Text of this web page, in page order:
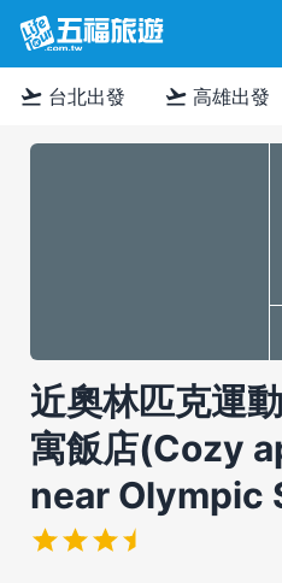
flight_takeoff 台北出發 flight_takeoff 高雄出發
近奧林匹克運
寓飯店(Cozy
near Olympic